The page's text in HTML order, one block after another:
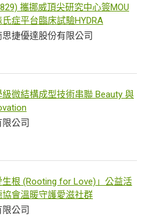
攜挪威頂尖研究中心簽MOU
症平台臨床試驗HYDRA
捷優達股份有限公司
微結構成型技術串聯 Beauty 與
公司
根 (Rooting for Love)」公益活
會溫暖守護愛滋社群
公司